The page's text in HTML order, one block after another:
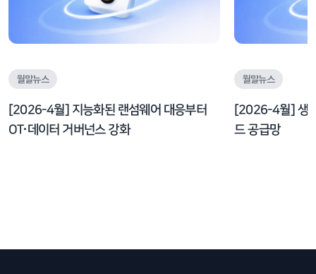
월말뉴스
[2026-4월] 지능화된 랜섬웨어 대응부터
OT·데이터 거버넌스 강화
월말뉴스
[2026-4월] 생
드 공급망